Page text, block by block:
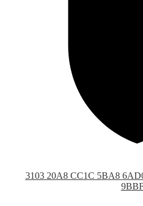
3103 20A8 CC1C 5BA8